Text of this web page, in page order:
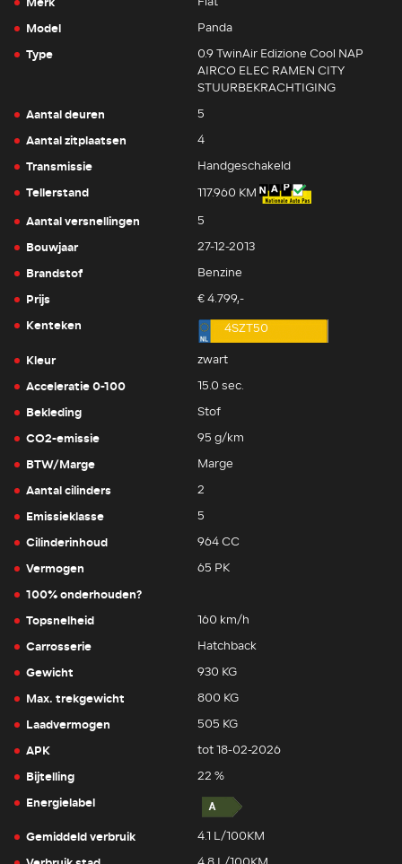
Model Panda
Type
0.9 TwinAir Edizione Cool NAP
AIRCO ELEC RAMEN CITY
STUURBEKRACHTIGING
Aantal deuren 5
Aantal zitplaatsen 4
Transmissie Handgeschakeld
Tellerstand 117.960 KM
Aantal versnellingen 5
Bouwjaar 27-12-2013
Brandstof Benzine
Prijs € 4.799,-
Kenteken 4SZT50
Kleur zwart
Acceleratie 0-100 15.0 sec.
Bekleding Stof
CO2-emissie 95 g/km
BTW/Marge Marge
Aantal cilinders 2
Emissieklasse 5
Cilinderinhoud 964 CC
Vermogen 65 PK
100% onderhouden?
Topsnelheid
160 km/h
Carrosserie Hatchback
Gewicht 930 KG
Max. trekgewicht 800 KG
Laadvermogen 505 KG
APK tot 18-02-2026
Bijtelling 22 %
Energielabel
Gemiddeld verbruik
4.1 L/100KM